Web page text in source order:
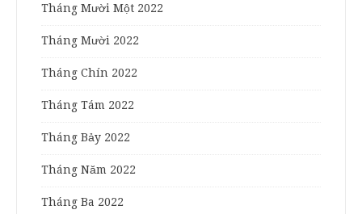
Tháng Mười Một 2022
Tháng Mười 2022
Tháng Chín 2022
Tháng Tám 2022
Tháng Bảy 2022
Tháng Năm 2022
Tháng Ba 2022